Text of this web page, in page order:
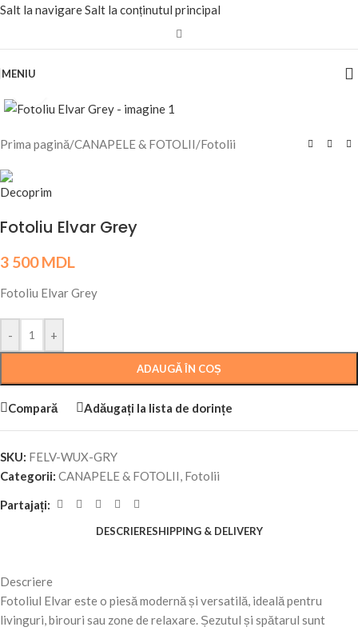
Salt la navigareSalt la conținutul principal
MENIU
Prima pagină/CANAPELE & FOTOLII/Fotolii
Fotoliu Elvar Grey
3 500MDL
Fotoliu Elvar Grey
- +
ADAUGĂ ÎN COȘ
Compară Adăugați la lista de dorințe
SKU: FELV-WUX-GRY
Categorii: CANAPELE & FOTOLII, Fotolii
Partajați:
DESCRIERESHIPPING & DELIVERY
Descriere
Fotoliul Elvar este o piesă modernă și versatilă, ideală pentru
livinguri, birouri sau zone de relaxare. Șezutul și spătarul sunt